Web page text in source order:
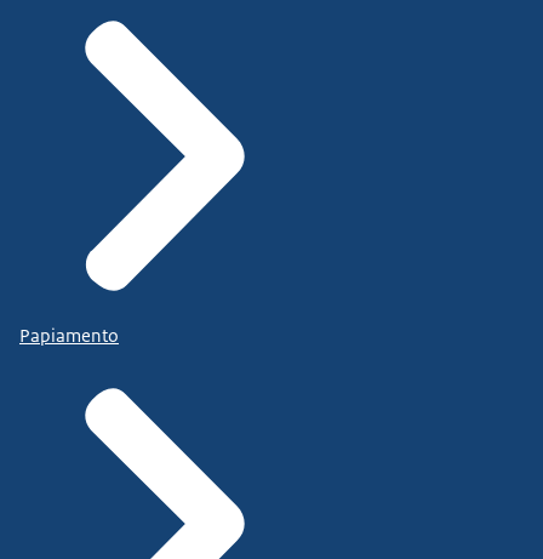
Papiamento